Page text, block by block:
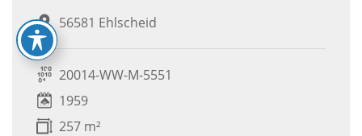
56581 Ehlscheid
20014-WW-M-5551
1959
257 m²